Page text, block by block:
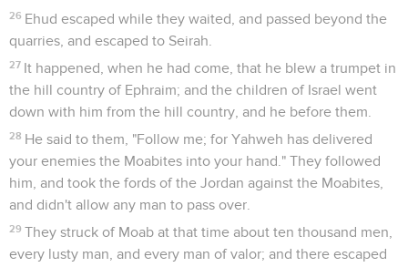
26 Ehud escaped while they waited, and passed beyond the
quarries, and escaped to Seirah.
27 It happened, when he had come, that he blew a trumpet in
the hill country of Ephraim; and the children of Israel went
down with him from the hill country, and he before them.
28 He said to them, "Follow me; for Yahweh has delivered
your enemies the Moabites into your hand." They followed
him, and took the fords of the Jordan against the Moabites,
and didn't allow any man to pass over.
29 They struck of Moab at that time about ten thousand men,
every lusty man, and every man of valor; and there escaped